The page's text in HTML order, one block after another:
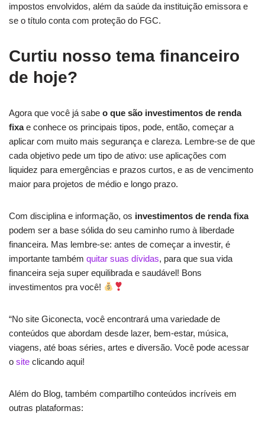
impostos envolvidos, além da saúde da instituição emissora e
se o título conta com proteção do FGC.
Curtiu nosso tema financeiro
de hoje?
Agora que você já sabe o que são investimentos de renda
fixae conhece os principais tipos, pode, então, começar a
aplicar com muito mais segurança e clareza. Lembre-se de que
cada objetivo pede um tipo de ativo: use aplicações com
liquidez para emergências e prazos curtos, e as de vencimento
maior para projetos de médio e longo prazo.
Com disciplina e informação, os investimentos de renda fixa
podem ser a base sólida do seu caminho rumo à liberdade
financeira. Mas lembre-se: antes de começar a investir, é
importante também quitar suas dívidas, para que sua vida
financeira seja super equilibrada e saudável! Bons
investimentos pra você!
“No site Giconecta, você encontrará uma variedade de
conteúdos que abordam desde lazer, bem-estar, música,
viagens, até boas séries, artes e diversão. Você pode acessar
o site clicando aqui!
Além do Blog, também compartilho conteúdos incríveis em
outras plataformas: